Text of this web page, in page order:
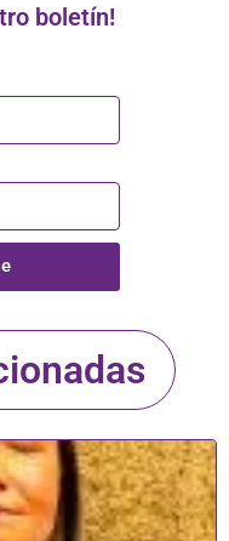
boletín!